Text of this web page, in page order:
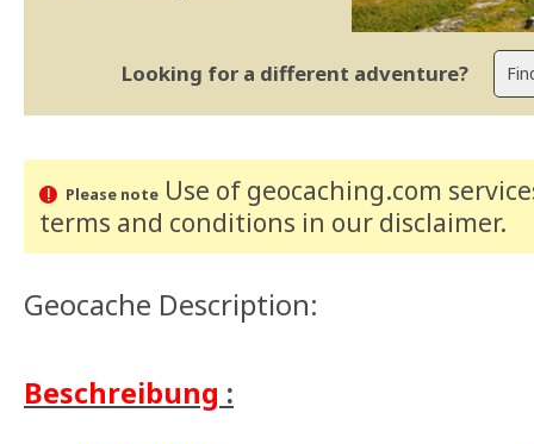
Looking for a different adventure?
Please noteUse of geocaching.com
terms and conditions in our disclaimer.
Geocache Description:
Beschreibung :